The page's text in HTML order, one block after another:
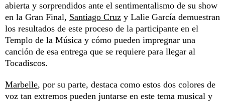
abierta y sorprendidos ante el sentimentalismo de su show
en la Gran Final, Santiago Cruz y Lalie García demuestran
los resultados de este proceso de la participante en el
Templo de la Música y cómo pueden impregnar una
canción de esa entrega que se requiere para llegar al
Tocadiscos.
Marbelle, por su parte, destaca como estos dos colores de
voz tan extremos pueden juntarse en este tema musical y